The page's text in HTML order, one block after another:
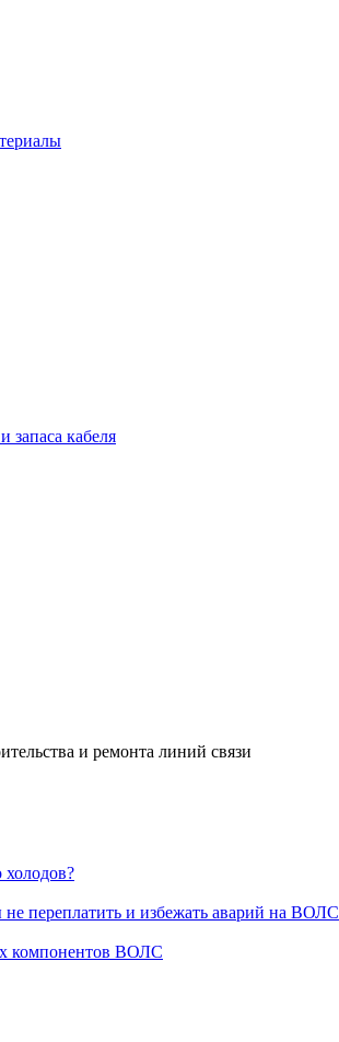
запаса кабеля
и ремонта линий связи
переплатить и избежать аварий на ВОЛС
компонентов ВОЛС